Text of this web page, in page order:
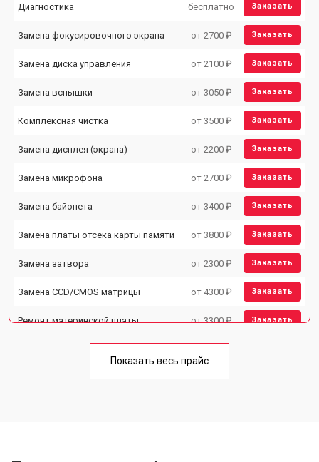
Диагностика бесплатно Заказать
Замена фокусировочного экрана от 2700 ₽ Заказать
Замена диска управления от 2100 ₽ Заказать
Замена вспышки от 3050 ₽ Заказать
Комплексная чистка от 3500 ₽ Заказать
Замена дисплея (экрана) от 2200 ₽ Заказать
Замена микрофона от 2700 ₽ Заказать
Замена байонета от 3400 ₽ Заказать
Замена платы отсека карты памяти от 3800 ₽ Заказать
Замена затвора от 2300 ₽ Заказать
Замена CCD/CMOS матрицы от 4300 ₽ Заказать
Ремонт материнской платы от 3300 ₽ Заказать
Показать весь прайс